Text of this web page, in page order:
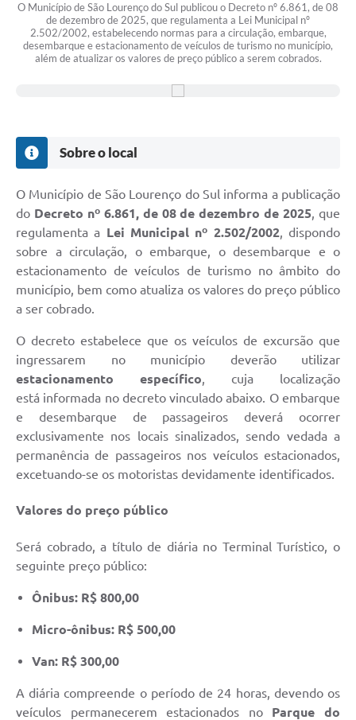
O Município de São Lourenço do Sul publicou o Decreto nº 6.861, de 08
de dezembro de 2025, que regulamenta a Lei Municipal nº
2.502/2002, estabelecendo normas para a circulação, embarque,
desembarque e estacionamento de veículos de turismo no município,
além de atualizar os valores de preço público a serem cobrados.
Sobre o local
O Município de São Lourenço do Sul informa a publicação
do Decreto nº 6.861, de 08 de dezembro de 2025, que
regulamenta a Lei Municipal nº 2.502/2002, dispondo
sobre a circulação, o embarque, o desembarque e o
estacionamento de veículos de turismo no âmbito do
município, bem como atualiza os valores do preço público
a ser cobrado.
O decreto estabelece que os veículos de excursão que
ingressarem no município deverão utilizar
estacionamento específico, cuja localização
está informada no decreto vinculado abaixo. O embarque
e desembarque de passageiros deverá ocorrer
exclusivamente nos locais sinalizados, sendo vedada a
permanência de passageiros nos veículos estacionados,
excetuando-se os motoristas devidamente identificados.
Valores do preço público
Será cobrado, a título de diária no Terminal Turístico, o
seguinte preço público:
Ônibus: R$ 800,00
Micro-ônibus: R$ 500,00
Van: R$ 300,00
A diária compreende o período de 24 horas, devendo os
veículos permanecerem estacionados no Parque do